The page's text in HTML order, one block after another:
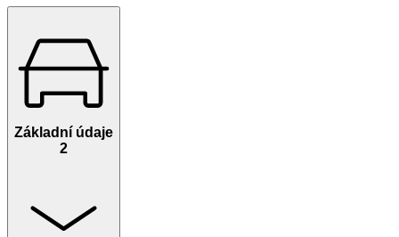
Základní údaje
2